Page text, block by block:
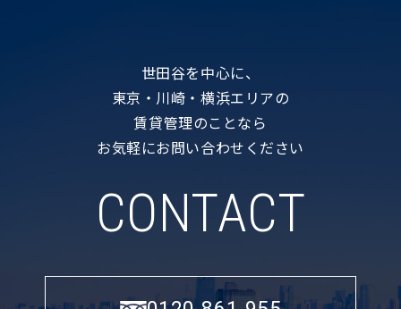
世田谷を中心に、
東京・川崎・横浜エリアの
賃貸管理のことなら
お気軽にお問い合わせください
CONTACT